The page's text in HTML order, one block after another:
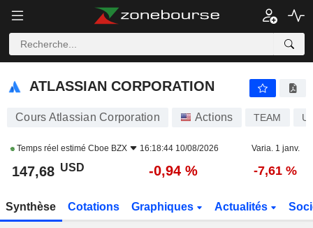
ATLASSIAN CORPORATION
ATLASSIAN CORPORATION
Cours Atlassian Corporation Actions TEAM
Temps réel estimé Cboe BZX 16:18:44 10/08/2026 Varia. 1 janv.
147,68 USD -0,94 % -7,61 %
Synthèse Cotations Graphiques Actualités